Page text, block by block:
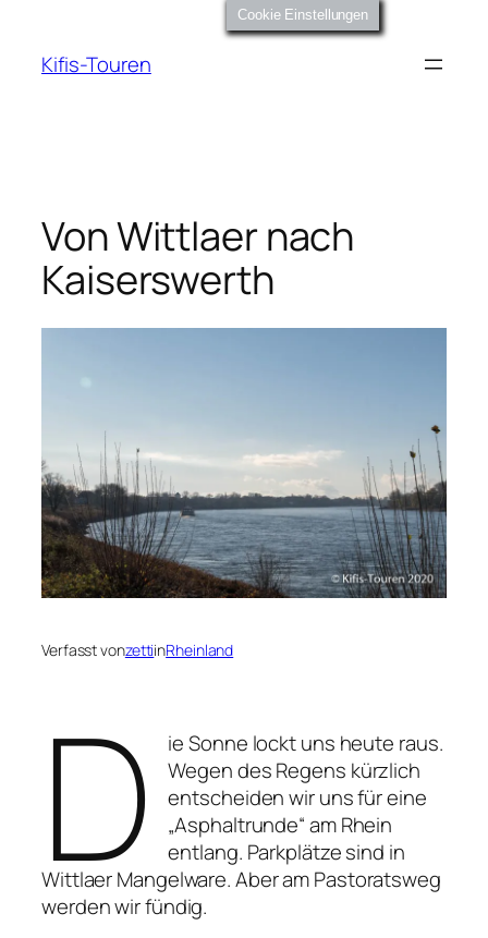
springen
Kifis-Touren
Von Wittlaer nach
Kaiserswerth
Verfasst vonzettiinRheinland
D
ie Sonne lockt uns heute raus.
Wegen des Regens kürzlich
entscheiden wir uns für eine
„Asphaltrunde“ am Rhein
entlang. Parkplätze sind in
Wittlaer Mangelware. Aber am Pastoratsweg
werden wir fündig.
Cookie Einstellungen